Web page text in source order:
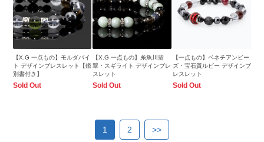
【X.G 一点もの】モルダバイ
ト デザインブレスレット【鑑
別書付き】
Sold Out
【X.G 一点もの】糸魚川翡
翠・スギライト デザインブレ
スレット
Sold Out
【一点もの】ベネチアンビー
ズ・宝石質ルビー デザインブ
レスレット
Sold Out
1 2 >>